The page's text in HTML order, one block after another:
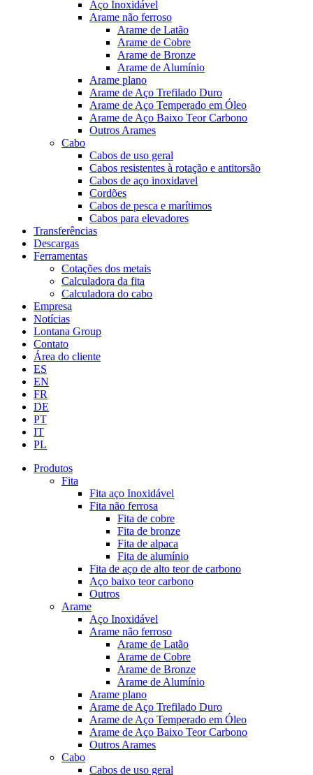
Aço Inoxidável
Arame não ferroso
Arame de Latão
Arame de Cobre
Arame de Bronze
Arame de Alumínio
Arame plano
Arame de Aço Trefilado Duro
Arame de Aço Temperado em Óleo
Arame de Aço Baixo Teor Carbono
Outros Arames
Cabo
Cabos de uso geral
Cabos resistentes à rotação e antitorsão
Cabos de aço inoxidavel
Cordões
Cabos de pesca e marítimos
Cabos para elevadores
Transferências
Descargas
Ferramentas
Cotações dos metais
Calculadora da fita
Calculadora do cabo
Empresa
Notícias
Lontana Group
Contato
Área do cliente
ES
EN
FR
DE
PT
IT
PL
Produtos
Fita
Fita aço Inoxidável
Fita não ferrosa
Fita de cobre
Fita de bronze
Fita de alpaca
Fita de alumínio
Fita de aço de alto teor de carbono
Aço baixo teor carbono
Outros
Arame
Aço Inoxidável
Arame não ferroso
Arame de Latão
Arame de Cobre
Arame de Bronze
Arame de Alumínio
Arame plano
Arame de Aço Trefilado Duro
Arame de Aço Temperado em Óleo
Arame de Aço Baixo Teor Carbono
Outros Arames
Cabo
Cabos de uso geral